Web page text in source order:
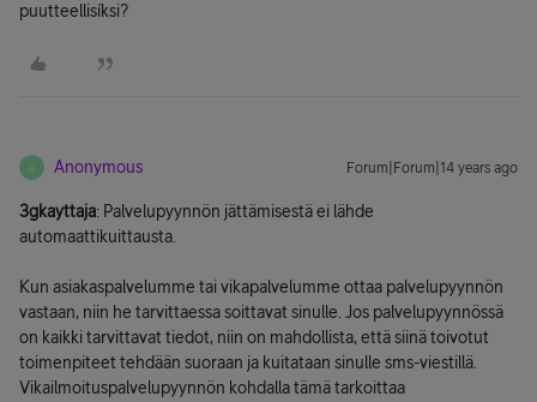
puutteellisíksi?
A Anonymous Forum|Forum|14 years ago
3gkayttaja: Palvelupyynnön jättämisestä ei lähde
automaattikuittausta.
Kun asiakaspalvelumme tai vikapalvelumme ottaa palvelupyynnön
vastaan, niin he tarvittaessa soittavat sinulle. Jos palvelupyynnössä
on kaikki tarvittavat tiedot, niin on mahdollista, että siinä toivotut
toimenpiteet tehdään suoraan ja kuitataan sinulle sms-viestillä.
Vikailmoituspalvelupyynnön kohdalla tämä tarkoittaa